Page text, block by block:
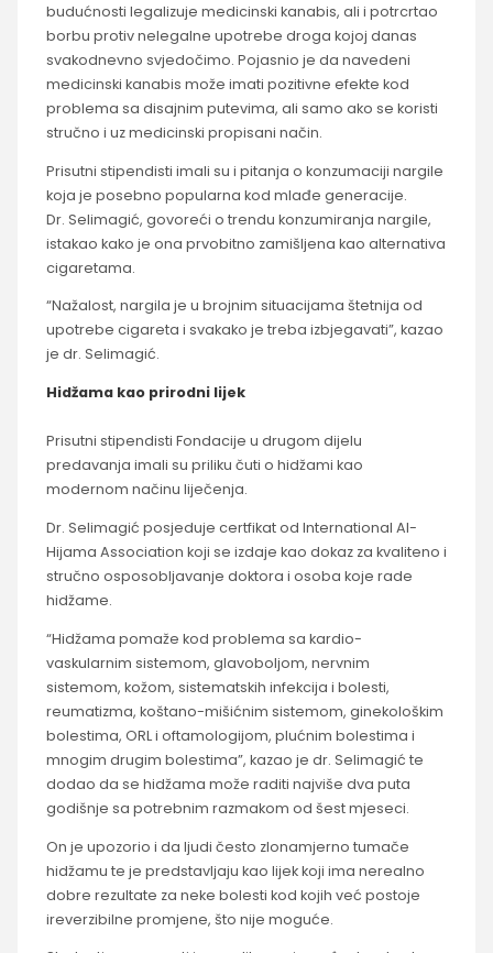
budućnosti legalizuje medicinski kanabis, ali i potrcrtao
borbu protiv nelegalne upotrebe droga kojoj danas
svakodnevno svjedočimo. Pojasnio je da navedeni
medicinski kanabis može imati pozitivne efekte kod
problema sa disajnim putevima, ali samo ako se koristi
stručno i uz medicinski propisani način.
Prisutni stipendisti imali su i pitanja o konzumaciji nargile
koja je posebno popularna kod mlađe generacije.
Dr. Selimagić, govoreći o trendu konzumiranja nargile,
istakao kako je ona prvobitno zamišljena kao alternativa
cigaretama.
“Nažalost, nargila je u brojnim situacijama štetnija od
upotrebe cigareta i svakako je treba izbjegavati”, kazao
je dr. Selimagić.
Hidžama kao prirodni lijek
Prisutni stipendisti Fondacije u drugom dijelu
predavanja imali su priliku čuti o hidžami kao
modernom načinu liječenja.
Dr. Selimagić posjeduje certfikat od International Al-
Hijama Association koji se izdaje kao dokaz za kvaliteno i
stručno osposobljavanje doktora i osoba koje rade
hidžame.
“Hidžama pomaže kod problema sa kardio-
vaskularnim sistemom, glavoboljom, nervnim
sistemom, kožom, sistematskih infekcija i bolesti,
reumatizma, koštano-mišićnim sistemom, ginekološkim
bolestima, ORL i oftamologijom, plućnim bolestima i
mnogim drugim bolestima”, kazao je dr. Selimagić te
dodao da se hidžama može raditi najviše dva puta
godišnje sa potrebnim razmakom od šest mjeseci.
On je upozorio i da ljudi često zlonamjerno tumače
hidžamu te je predstavljaju kao lijek koji ima nerealno
dobre rezultate za neke bolesti kod kojih već postoje
ireverzibilne promjene, što nije moguće.